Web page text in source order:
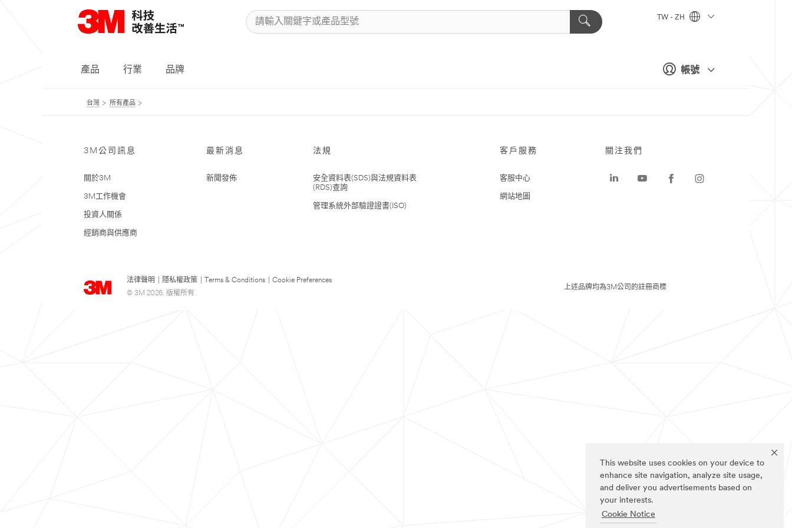
This website uses cookies on your device to
enhance site navigation, analyze site usage,
and deliver you advertisements based on
your interests.
Cookie Notice
帳號
TW - ZH
產品 行業 品牌
台灣 所有產品
3M公司訊息
關於3M
3M工作機會
投資人關係
經銷商與供應商
最新消息
新聞發佈
法規
安全資料表(SDS)與法規資料表
(RDS)查詢
管理系統外部驗證證書(ISO)
客戶服務
客服中心
網站地圖
法律聲明 隱私權政策 Terms & Conditions
Cookie Preferences
© 3M 2026. 版權所有.
關注我們
上述品牌均為3M公司的註冊商標